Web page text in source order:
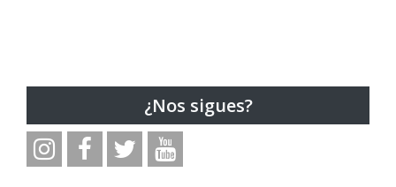
¿Nos sigues?